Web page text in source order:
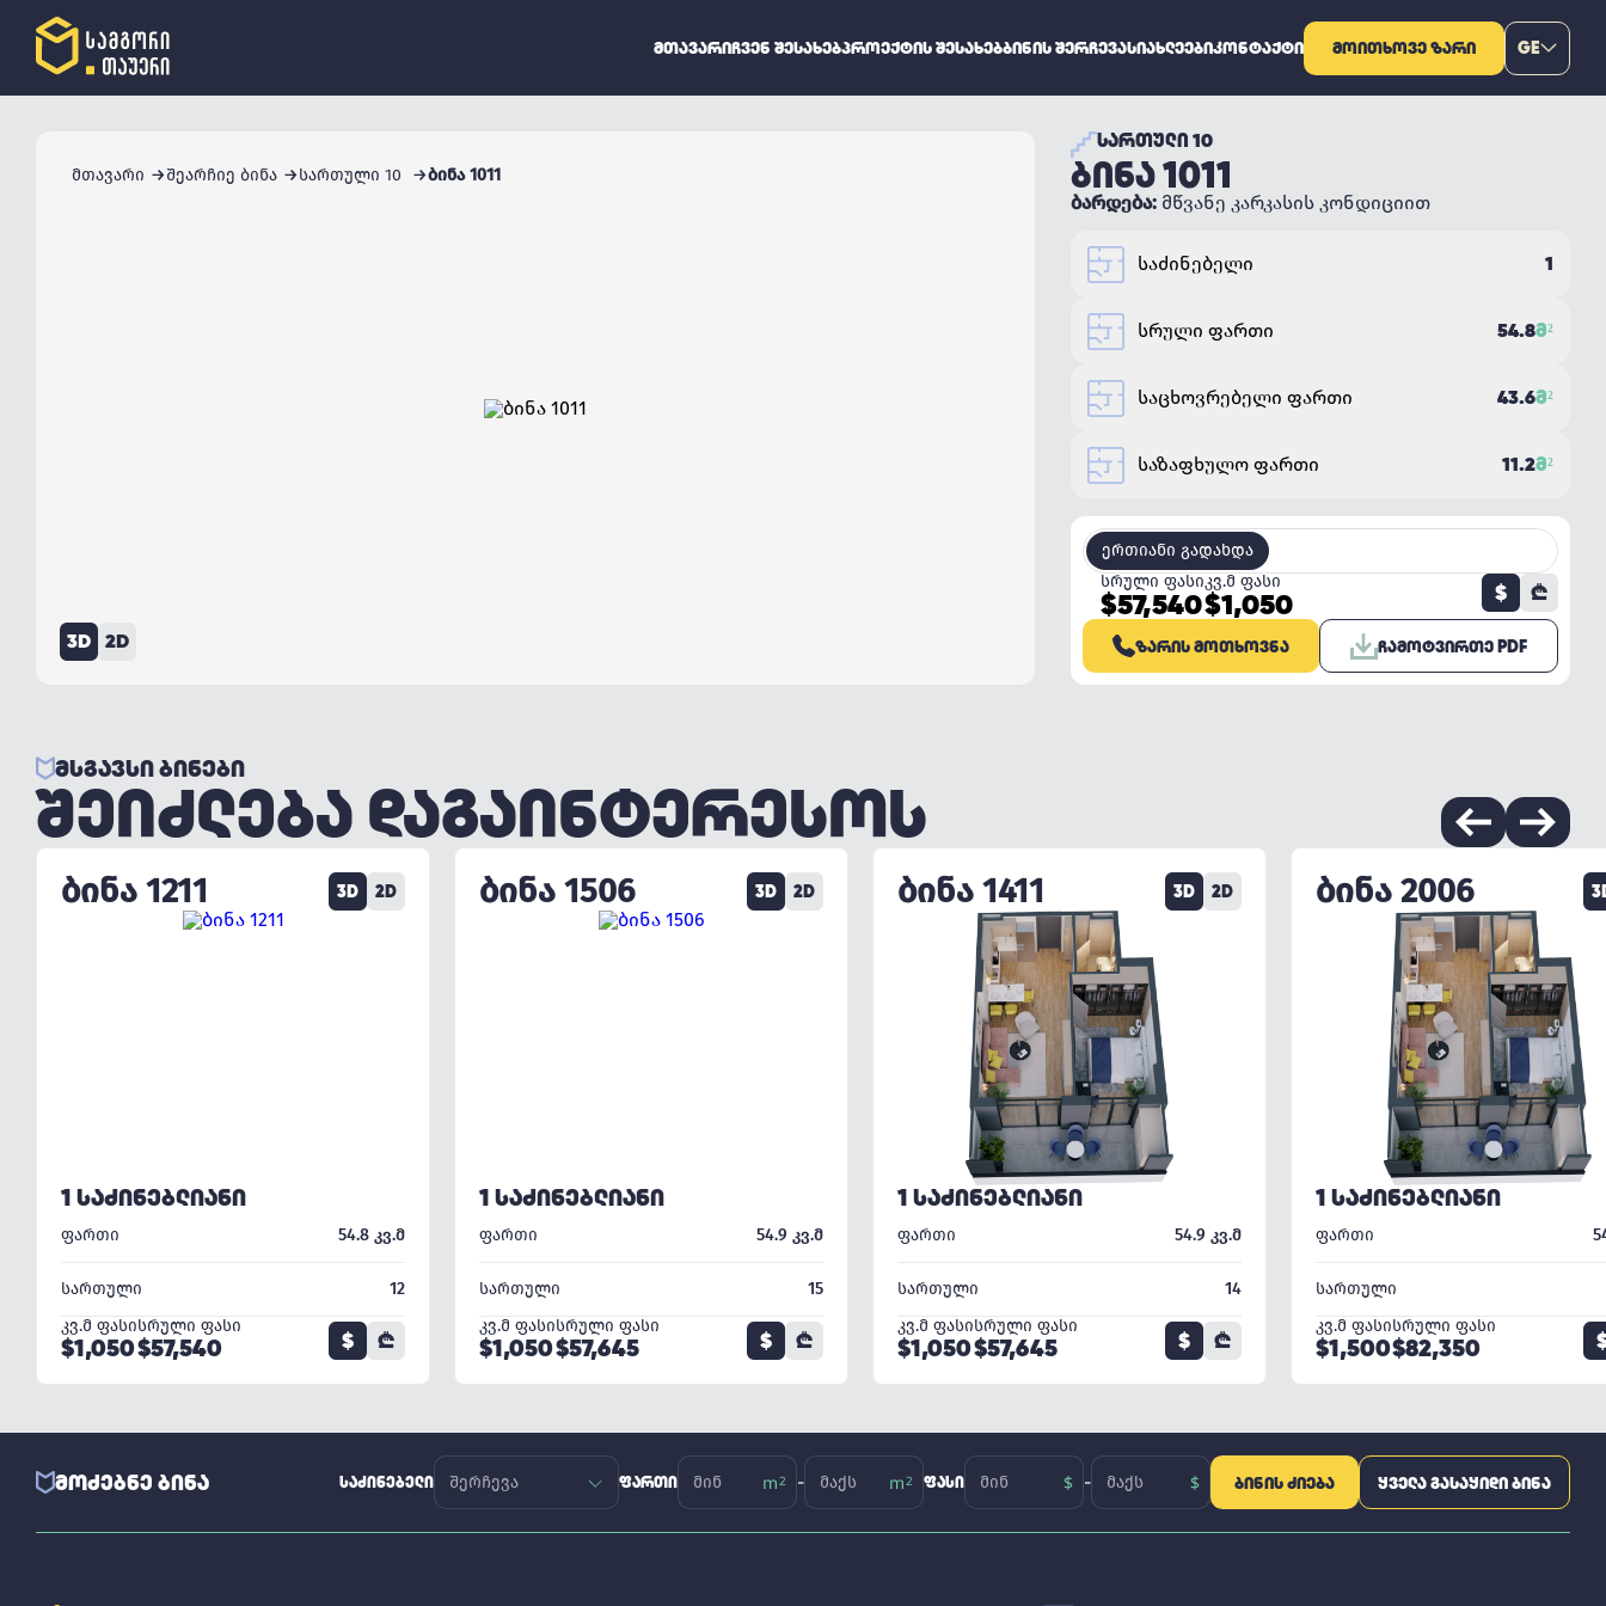
ᲛᲗᲐᲕᲐᲠᲘᲩᲕᲔᲜ ᲨᲔᲡᲐᲮᲔᲑᲞᲠᲝᲔᲥᲢᲘᲡ ᲨᲔᲡᲐᲮᲔᲑᲑᲘᲜᲘᲡ ᲨᲔᲠᲩᲔᲕᲐᲡᲘᲐᲮᲚᲔᲔᲑᲘᲙᲝᲜᲢᲐᲥᲢᲘ ᲛᲝᲘᲗᲮᲝᲕᲔ ᲖᲐᲠᲘ GE
მთავარი შეარჩიე ბინა სართული 10 ბინა 1011
3D 2D
ᲡᲐᲠᲗᲣᲚᲘ 10
ᲑᲘᲜᲐ 1011
ბარდება: მწვანე კარკასის კონდიციით
საძინებელი 1
სრული ფართი 54.8Მ²
საცხოვრებელი ფართი 43.6Მ²
საზაფხულო ფართი 11.2Მ²
ერთიანი გადახდა
სრული ფასი
$57,540
კვ.მ ფასი
$1,050 $ ₾
ᲖᲐᲠᲘᲡ ᲛᲝᲗᲮᲝᲕᲜᲐ ᲩᲐᲛᲝᲢᲕᲘᲠᲗᲔ PDF
ᲛᲡᲒᲐᲕᲡᲘ ᲑᲘᲜᲔᲑᲘ
ᲨᲔᲘᲫᲚᲔᲑᲐ ᲓᲐᲒᲐᲘᲜᲢᲔᲠᲔᲡᲝᲡ
ᲑᲘᲜᲐ 1211 3D 2D
1 ᲡᲐᲫᲘᲜᲔᲑᲚᲘᲐᲜᲘ
ფართი 54.8 კვ.მ
სართული
12
კვ.მ ფასი
$1,050
სრული ფასი
$57,540 $ ₾
ᲑᲘᲜᲐ 1506 3D 2D
1 ᲡᲐᲫᲘᲜᲔᲑᲚᲘᲐᲜᲘ
ფართი 54.9 კვ.მ
სართული
15
კვ.მ ფასი
$1,050
სრული ფასი
$57,645 $ ₾
ᲑᲘᲜᲐ 1411 3D 2D
1 ᲡᲐᲫᲘᲜᲔᲑᲚᲘᲐᲜᲘ
ფართი 54.9 კვ.მ
სართული
14
კვ.მ ფასი
$1,050
სრული ფასი
$57,645 $ ₾
ᲑᲘᲜᲐ 2006
1 ᲡᲐᲫᲘᲜᲔᲑᲚᲘᲐᲜᲘ
ფართი
სართული
კვ.მ ფასი
$1,500
სრული ფასი
$82,350
ᲛᲝᲫᲔᲑᲜᲔ ᲑᲘᲜᲐ ᲡᲐᲫᲘᲜᲔᲑᲔᲚᲘ ᲤᲐᲠᲗᲘ - ᲤᲐᲡᲘ - ᲑᲘᲜᲘᲡ ᲫᲘᲔᲑᲐ ᲧᲕᲔᲚᲐ ᲒᲐᲡᲐᲧᲘᲓᲘ ᲑᲘᲜᲐ